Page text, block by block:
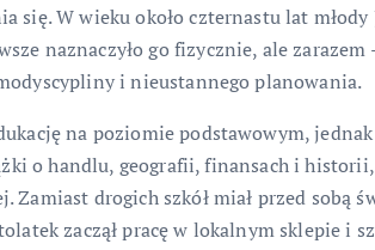
się. W wieku około czternastu lat
naznaczyło go fizycznie, ale zarazem
i nieustannego planowania.
na poziomie podstawowym,
o handlu, geografii, finansach i
Zamiast drogich szkół miał przed sobą
zaczął pracę w lokalnym sklepie i